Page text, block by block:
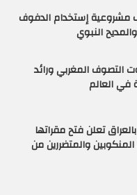
إستخدام الدفوف
النبوي
التصوف المغربي ورائد
في العالم
تعلن فتح مقراتها
والمتضررين من